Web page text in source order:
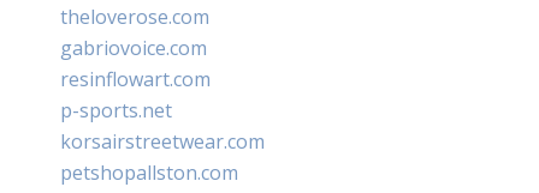
theloverose.com
gabriovoice.com
resinflowart.com
p-sports.net
korsairstreetwear.com
petshopallston.com